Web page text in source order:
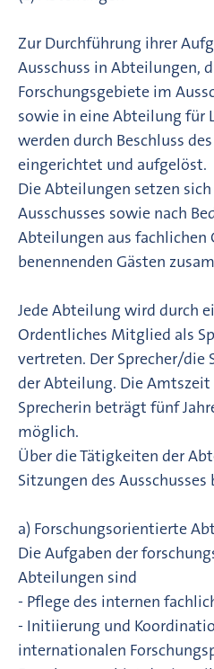
Zur Durchführung ihrer
Ausschuss in Abteilungen,
Forschungsgebiete im
sowie in eine Abteilung für
werden durch Beschluss
eingerichtet und aufgelöst.
Die Abteilungen setzen
Ausschusses sowie nach
Abteilungen aus fachlichen
benennenden Gästen
Jede Abteilung wird durch
Ordentliches Mitglied als
vertreten. Der Sprecher/
der Abteilung. Die Amtszeit
Sprecherin beträgt fünf
möglich.
Über die Tätigkeiten der
Sitzungen des
a) Forschungsorientierte
Die Aufgaben der
Abteilungen sind
- Pflege des internen
- Initiierung und
internationalen